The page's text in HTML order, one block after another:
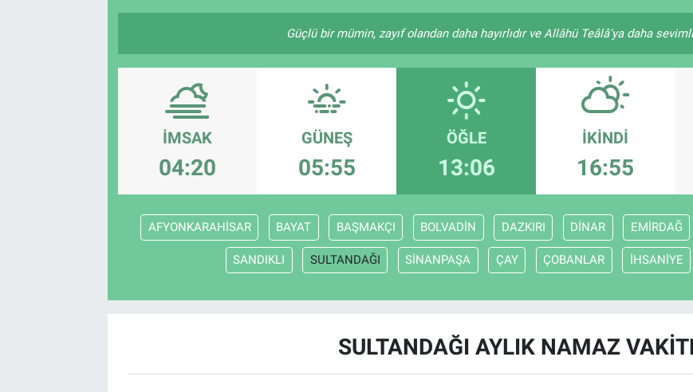
Güçlü bir mümin, zayıf olandan daha hayırlıdır ve Allâhü Teâlâ'ya daha
İMSAK
04:20
GÜNEŞ
05:55
ÖĞLE
13:06
İKINDI
16:55
AFYONKARAHİSAR BAYAT BAŞMAKÇI BOLVADİN DAZKIRI DİNAR EMİRDAĞ
SANDIKLI SULTANDAĞI SİNANPAŞA ÇAY ÇOBANLAR İHSANİYE
SULTANDAĞI AYLIK NAMAZ
Endüstri 4.0 Uygulamaları